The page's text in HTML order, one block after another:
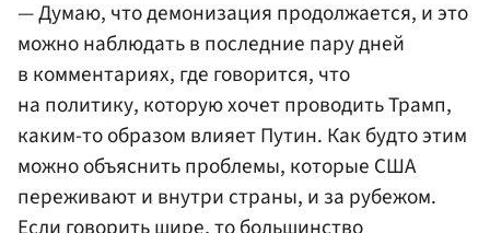
— Думаю, что демонизация продолжается, и это
можно наблюдать в последние пару дней
в комментариях, где говорится, что
на политику, которую хочет проводить Трамп,
каким-то образом влияет Путин. Как будто этим
можно объяснить проблемы, которые США
переживают и внутри страны, и за рубежом.